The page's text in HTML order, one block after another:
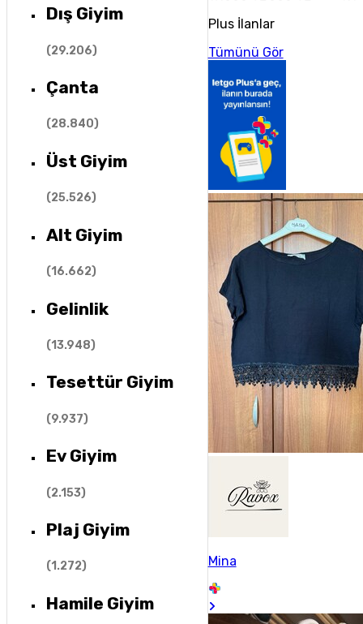
Dış Giyim
(29.206)
Çanta
(28.840)
Üst Giyim
(25.526)
Alt Giyim
(16.662)
Gelinlik
(13.948)
Tesettür Giyim
(9.937)
Ev Giyim
(2.153)
Plaj Giyim
(1.272)
Hamile Giyim
Plus İlanlar
Tümünü Gör
Mina